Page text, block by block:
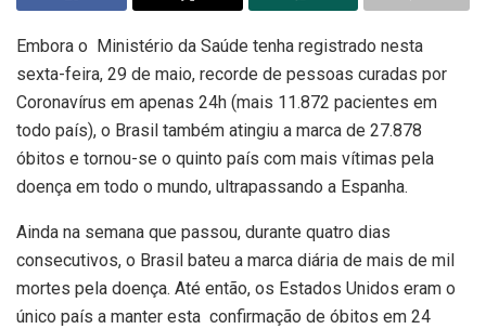
Embora o Ministério da Saúde tenha registrado nesta
sexta-feira, 29 de maio, recorde de pessoas curadas por
Coronavírus em apenas 24h (mais 11.872 pacientes em
todo país), o Brasil também atingiu a marca de 27.878
óbitos e tornou-se o quinto país com mais vítimas pela
doença em todo o mundo, ultrapassando a Espanha.
Ainda na semana que passou, durante quatro dias
consecutivos, o Brasil bateu a marca diária de mais de mil
mortes pela doença. Até então, os Estados Unidos eram o
único país a manter esta confirmação de óbitos em 24